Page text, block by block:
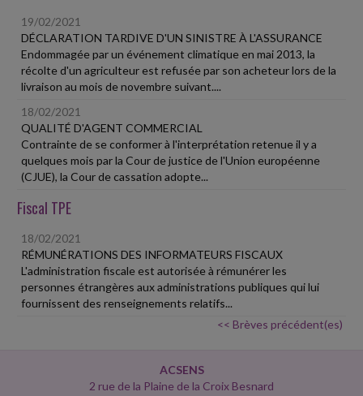
19/02/2021
DÉCLARATION TARDIVE D'UN SINISTRE À L'ASSURANCE
Endommagée par un événement climatique en mai 2013, la
récolte d'un agriculteur est refusée par son acheteur lors de la
livraison au mois de novembre suivant....
18/02/2021
QUALITÉ D'AGENT COMMERCIAL
Contrainte de se conformer à l'interprétation retenue il y a
quelques mois par la Cour de justice de l'Union européenne
(CJUE), la Cour de cassation adopte...
Fiscal TPE
18/02/2021
RÉMUNÉRATIONS DES INFORMATEURS FISCAUX
L'administration fiscale est autorisée à rémunérer les
personnes étrangères aux administrations publiques qui lui
fournissent des renseignements relatifs...
<< Brèves précédent(es)
ACSENS
2 rue de la Plaine de la Croix Besnard